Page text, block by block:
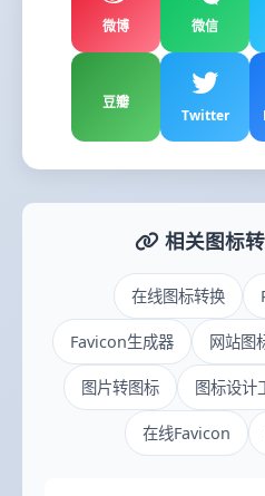
微博 微信
豆瓣
Twitter
相关图标
在线图标转换
Favicon生成器 网站图
图片转图标 图标设计
在线Favicon